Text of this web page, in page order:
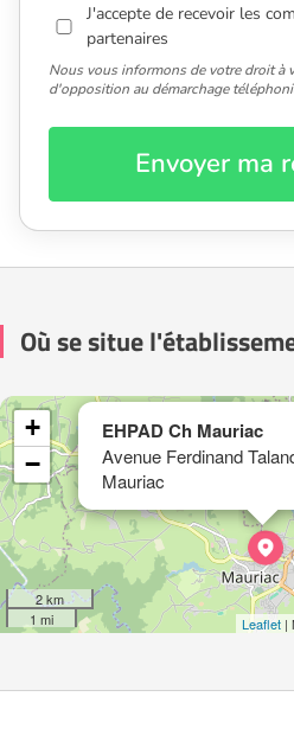
J'accepte de recevoir les
partenaires
Nous vous informons de votre droit à
d'opposition au démarchage
Envoyer ma
Où se situe
EHPAD Ch Mauriac
Avenue Ferdinand
Mauriac
+
−
2 km
1 mi
Leaflet |